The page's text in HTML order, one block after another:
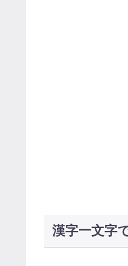
漢字一文字